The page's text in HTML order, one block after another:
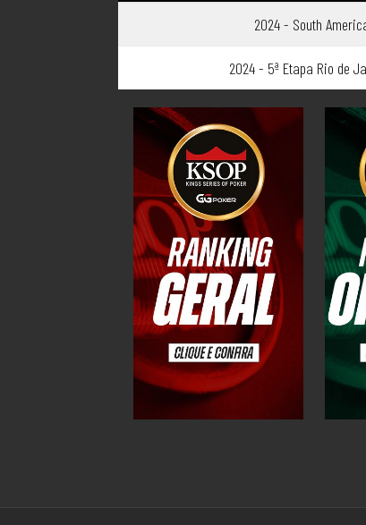
2024 - South
2024 - 5ª Etapa Rio de